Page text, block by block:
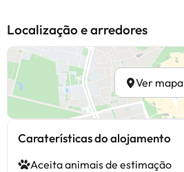
Localização e arredores
Ver mapa
Caraterísticas do alojamento
Aceita animais de estimação